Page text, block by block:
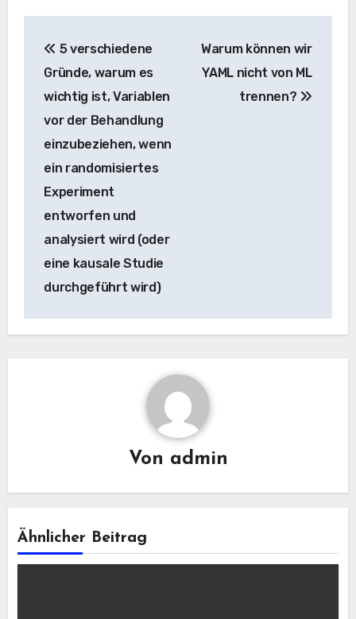
Navigation
5 verschiedene
Gründe, warum es
wichtig ist, Variablen
vor der Behandlung
einzubeziehen, wenn
ein randomisiertes
Experiment
entworfen und
analysiert wird (oder
eine kausale Studie
durchgeführt wird)
Warum können wir
YAML nicht von ML
trennen?
Von admin
Ähnlicher Beitrag